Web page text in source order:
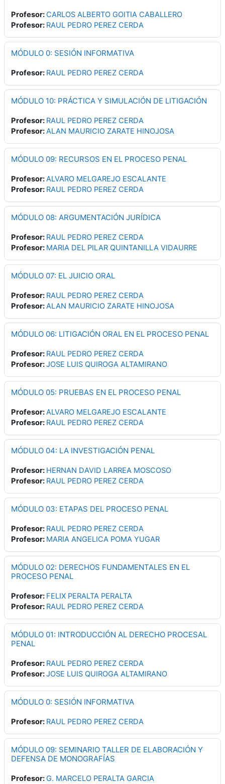
Profesor:CARLOS ALBERTO GOITIA CABALLERO
Profesor: RAUL PEDRO PEREZ CERDA
MÓDULO 0: SESIÓN INFORMATIVA
Profesor: RAUL PEDRO PEREZ CERDA
MÓDULO 10: PRÁCTICA Y SIMULACIÓN DE LITIGACIÓN
Profesor: RAUL PEDRO PEREZ CERDA
Profesor:ALAN MAURICIO ZARATE HINOJOSA
MÓDULO 09: RECURSOS EN EL PROCESO PENAL
Profesor:ALVARO MELGAREJO ESCALANTE
Profesor: RAUL PEDRO PEREZ CERDA
MÓDULO 08: ARGUMENTACIÓN JURÍDICA
Profesor: RAUL PEDRO PEREZ CERDA
Profesor: MARIA DEL PILAR QUINTANILLA VIDAURRE
MÓDULO 07: EL JUICIO ORAL
Profesor: RAUL PEDRO PEREZ CERDA
Profesor:ALAN MAURICIO ZARATE HINOJOSA
MÓDULO 06: LITIGACIÓN ORAL EN EL PROCESO PENAL
Profesor: RAUL PEDRO PEREZ CERDA
Profesor:JOSE LUIS QUIROGA ALTAMIRANO
MÓDULO 05: PRUEBAS EN EL PROCESO PENAL
Profesor:ALVARO MELGAREJO ESCALANTE
Profesor: RAUL PEDRO PEREZ CERDA
MÓDULO 04: LA INVESTIGACIÓN PENAL
Profesor: HERNAN DAVID LARREA MOSCOSO
Profesor: RAUL PEDRO PEREZ CERDA
MÓDULO 03: ETAPAS DEL PROCESO PENAL
Profesor: RAUL PEDRO PEREZ CERDA
Profesor: MARIA ANGELICA POMA YUGAR
MÓDULO 02: DERECHOS FUNDAMENTALES EN EL
PROCESO PENAL
Profesor: FELIX PERALTA PERALTA
Profesor: RAUL PEDRO PEREZ CERDA
MÓDULO 01: INTRODUCCIÓN AL DERECHO PROCESAL
PENAL
Profesor: RAUL PEDRO PEREZ CERDA
Profesor:JOSE LUIS QUIROGA ALTAMIRANO
MÓDULO 0: SESIÓN INFORMATIVA
Profesor: RAUL PEDRO PEREZ CERDA
MÓDULO 09: SEMINARIO TALLER DE ELABORACIÓN Y
DEFENSA DE MONOGRAFÍAS
Profesor:G. MARCELO PERALTA GARCIA